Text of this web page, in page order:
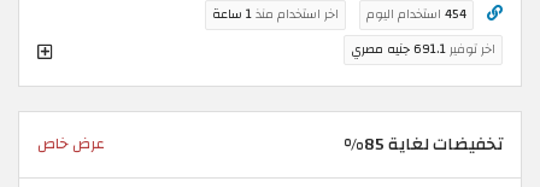
454 استخدام اليوم اخر استخدام منذ1 ساعة
اخر توفير691.1 جنيه مصري
تخفيضات لغاية 85% عرض خاص